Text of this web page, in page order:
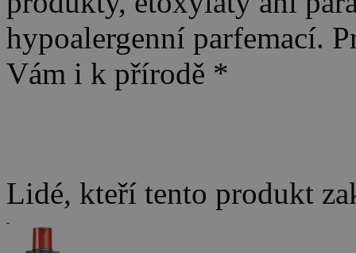
hypoalergenní parfemací.
Vám i k přírodě *
Lidé, kteří tento produkt